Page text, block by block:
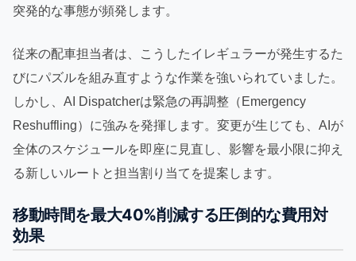
突発的な事態が頻発します。
従来の配車担当者は、こうしたイレギュラーが発生するた
びにパズルを組み直すような作業を強いられていました。
しかし、AI Dispatcherは緊急の再調整（Emergency
Reshuffling）に強みを発揮します。変更が生じても、AIが
全体のスケジュールを即座に見直し、影響を最小限に抑え
る新しいルートと担当割り当てを提案します。
移動時間を最大40%削減する圧倒的な費用対
効果